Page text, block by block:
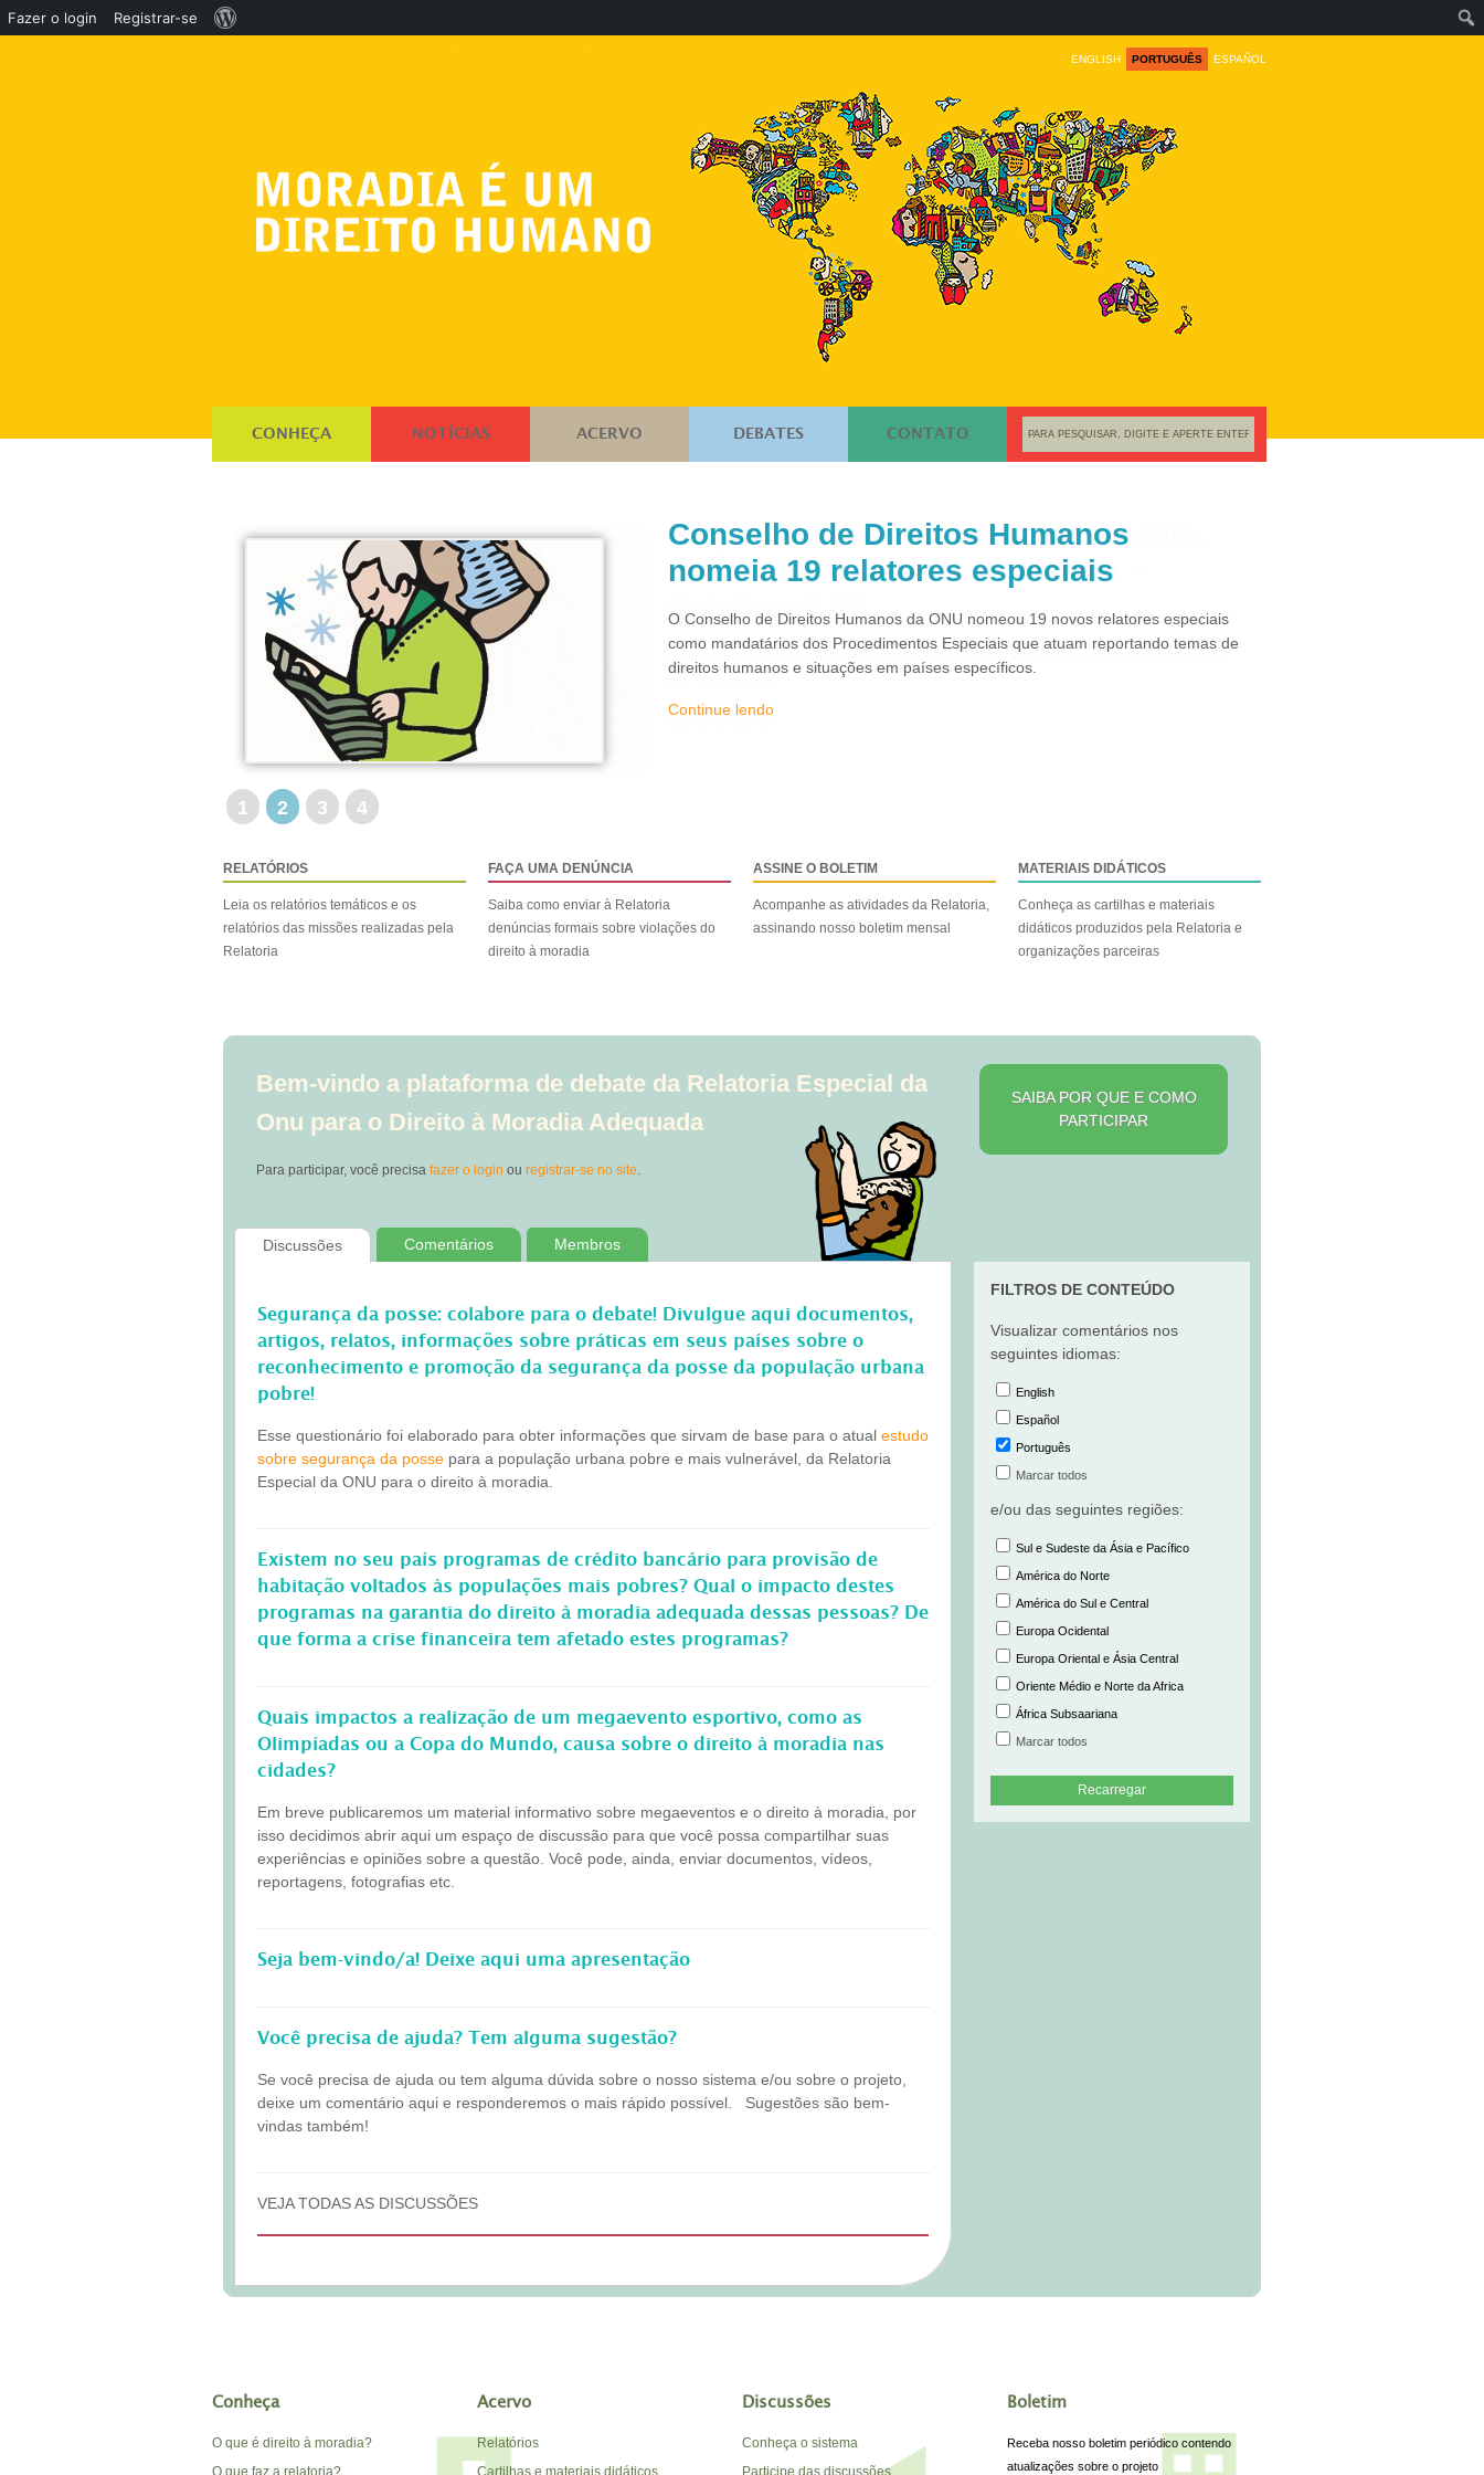
ENGLISH PORTUGUÊS ESPAÑOL
CONHEÇA NOTÍCIAS ACERVO DEBATES CONTATO
Conselho de Direitos Humanos
nomeia 19 relatores especiais
O Conselho de Direitos Humanos da ONU nomeou 19 novos relatores especiais
como mandatários dos Procedimentos Especiais que atuam reportando temas de
direitos humanos e situações em países específicos.
Continue lendo
1 2 3 4
RELATÓRIOS
Leia os relatórios temáticos e os
relatórios das missões realizadas pela
Relatoria
FAÇA UMA DENÚNCIA
Saiba como enviar à Relatoria
denúncias formais sobre violações do
direito à moradia
ASSINE O BOLETIM
Acompanhe as atividades da Relatoria,
assinando nosso boletim mensal
MATERIAIS DIDÁTICOS
Conheça as cartilhas e materiais
didáticos produzidos pela Relatoria e
organizações parceiras
Bem-vindo a plataforma de debate da Relatoria Especial da
Onu para o Direito à Moradia Adequada
SAIBA POR QUE E COMO
PARTICIPAR
Para participar, você precisa fazer o login ou registrar-se no site.
Discussões Comentários Membros
Segurança da posse: colabore para o debate! Divulgue aqui documentos,
artigos, relatos, informações sobre práticas em seus países sobre o
reconhecimento e promoção da segurança da posse da população urbana
pobre!
Esse questionário foi elaborado para obter informações que sirvam de base para o atual estudo
sobre segurança da posse para a população urbana pobre e mais vulnerável, da Relatoria
Especial da ONU para o direito à moradia.
Existem no seu país programas de crédito bancário para provisão de
habitação voltados às populações mais pobres? Qual o impacto destes
programas na garantia do direito à moradia adequada dessas pessoas? De
que forma a crise financeira tem afetado estes programas?
Quais impactos a realização de um megaevento esportivo, como as
Olimpíadas ou a Copa do Mundo, causa sobre o direito à moradia nas
cidades?
Em breve publicaremos um material informativo sobre megaeventos e o direito à moradia, por
isso decidimos abrir aqui um espaço de discussão para que você possa compartilhar suas
experiências e opiniões sobre a questão. Você pode, ainda, enviar documentos, vídeos,
reportagens, fotografias etc.
Seja bem-vindo/a! Deixe aqui uma apresentação
Você precisa de ajuda? Tem alguma sugestão?
Se você precisa de ajuda ou tem alguma dúvida sobre o nosso sistema e/ou sobre o projeto,
deixe um comentário aqui e responderemos o mais rápido possível. Sugestões são bem-
vindas também!
VEJA TODAS AS DISCUSSÕES
FILTROS DE CONTEÚDO
Visualizar comentários nos
seguintes idiomas:
English
Español
Português
Marcar todos
e/ou das seguintes regiões:
Sul e Sudeste da Ásia e Pacífico
América do Norte
América do Sul e Central
Europa Ocidental
Europa Oriental e Ásia Central
Oriente Médio e Norte da Africa
África Subsaariana
Marcar todos
Recarregar
Conheça
O que é direito à moradia?
O que faz a relatoria?
Acervo
Relatórios
Cartilhas e materiais didáticos
Discussões
Conheça o sistema
Participe das discussões
Boletim
Receba nosso boletim periódico contendo
atualizações sobre o projeto
Fazer o login Registrar-se